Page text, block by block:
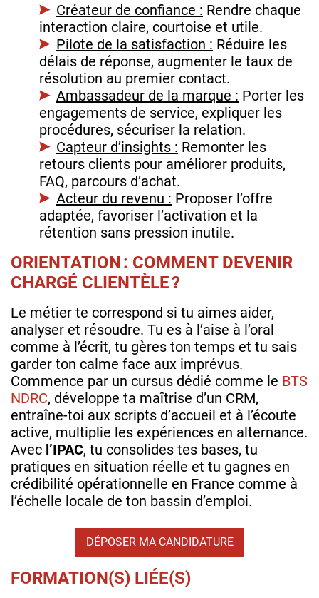
Créateur de confiance : Rendre chaque
interaction claire, courtoise et utile.
Pilote de la satisfaction : Réduire les
délais de réponse, augmenter le taux de
résolution au premier contact.
Ambassadeur de la marque : Porter les
engagements de service, expliquer les
procédures, sécuriser la relation.
Capteur d’insights : Remonter les
retours clients pour améliorer produits,
FAQ, parcours d’achat.
Acteur du revenu : Proposer l’offre
adaptée, favoriser l’activation et la
rétention sans pression inutile.
ORIENTATION : COMMENT DEVENIR
CHARGÉ CLIENTÈLE ?
Le métier te correspond si tu aimes aider,
analyser et résoudre. Tu es à l’aise à l’oral
comme à l’écrit, tu gères ton temps et tu sais
garder ton calme face aux imprévus.
Commence par un cursus dédié comme le BTS
NDRC, développe ta maîtrise d’un CRM,
entraîne‑toi aux scripts d’accueil et à l’écoute
active, multiplie les expériences en alternance.
Avec l’IPAC, tu consolides tes bases, tu
pratiques en situation réelle et tu gagnes en
crédibilité opérationnelle en France comme à
l’échelle locale de ton bassin d’emploi.
DÉPOSER MA CANDIDATURE
FORMATION(S) LIÉE(S)